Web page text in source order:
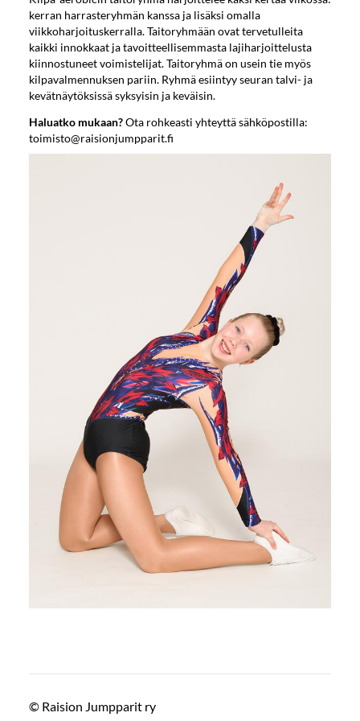
kerran harrasteryhmän kanssa ja lisäksi omalla
viikkoharjoituskerralla. Taitoryhmään ovat tervetulleita
kaikki innokkaat ja tavoitteellisemmasta lajiharjoittelusta
kiinnostuneet voimistelijat. Taitoryhmä on usein tie myös
kilpavalmennuksen pariin. Ryhmä esiintyy seuran talvi- ja
kevätnäytöksissä syksyisin ja keväisin.
Haluatko mukaan?Ota rohkeasti yhteyttä sähköpostilla:
toimisto@raisionjumpparit.fi
© Raision Jumpparit ry